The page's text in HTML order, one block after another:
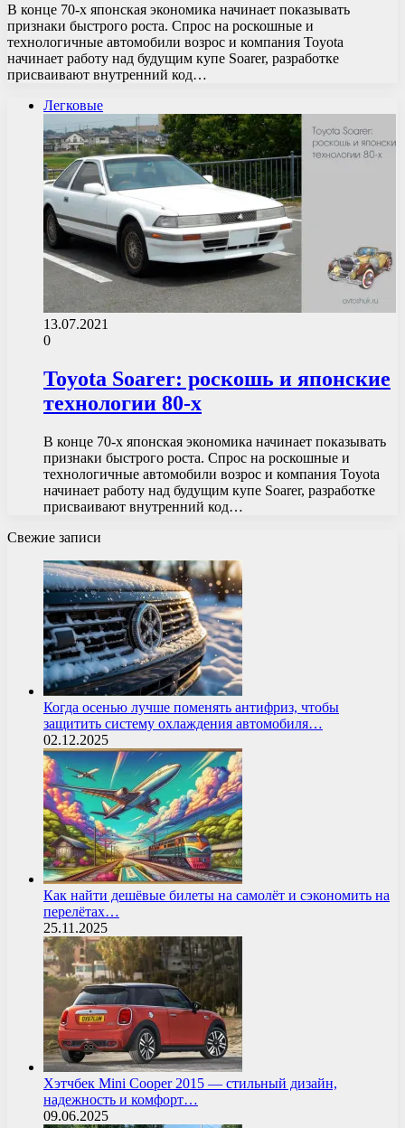
В конце 70-х японская экономика начинает показывать
признаки быстрого роста. Спрос на роскошные и
технологичные автомобили возрос и компания Toyota
начинает работу над будущим купе Soarer, разработке
присваивают внутренний код…
Легковые
13.07.2021
0
Toyota Soarer: роскошь и японские
технологии 80-х
В конце 70-х японская экономика начинает показывать
признаки быстрого роста. Спрос на роскошные и
технологичные автомобили возрос и компания Toyota
начинает работу над будущим купе Soarer, разработке
присваивают внутренний код…
Свежие записи
Когда осенью лучше поменять антифриз, чтобы
защитить систему охлаждения автомобиля…
02.12.2025
Как найти дешёвые билеты на самолёт и сэкономить на
перелётах…
25.11.2025
Хэтчбек Mini Cooper 2015 — стильный дизайн,
надежность и комфорт…
09.06.2025